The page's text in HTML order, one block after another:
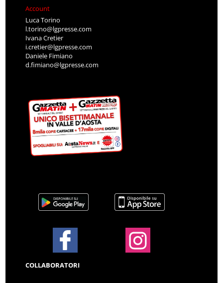
Account
Luca Torino
l.torino@lgpresse.com
Ivana Cretier
i.cretier@lgpresse.com
Daniele Fimiano
d.fimiano@lgpresse.com
COLLABORATORI